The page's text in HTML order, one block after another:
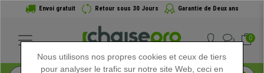
Envoi gratuit Retour sous 30 Jours Garantie de Deux ans
0
Nous utilisons nos propres cookies et ceux de tiers
pour analyser le trafic sur notre site Web, ceci en